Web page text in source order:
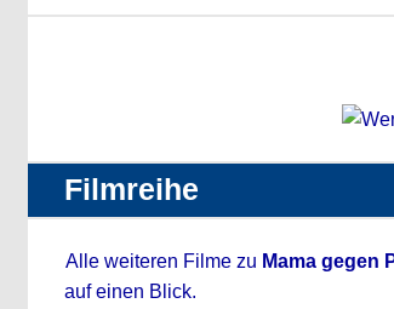
Filmreihe
Alle weiteren Filme zu Mama gegen
auf einen Blick.